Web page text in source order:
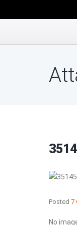
Posted 7
No